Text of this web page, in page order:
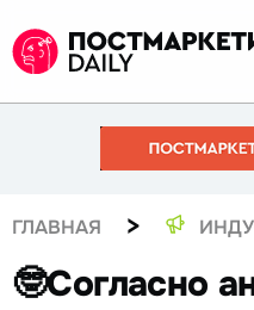
ГЛАВНАЯ >
🤓Согласно